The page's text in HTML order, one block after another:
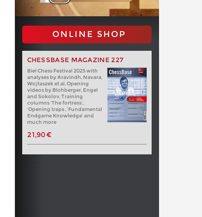
ONLINE SHOP
CHESSBASE MAGAZINE 227
Biel Chess Festival 2025 with
analyses by Aravindh, Navara,
Wojtaszek et al. Opening
videos by Blohberger, Engel
and Sokolov. Training
columns ‘The fortress’,
‘Opening traps , ‘Fundamental
Endgame Knowledge’ and
much more
21,90 €